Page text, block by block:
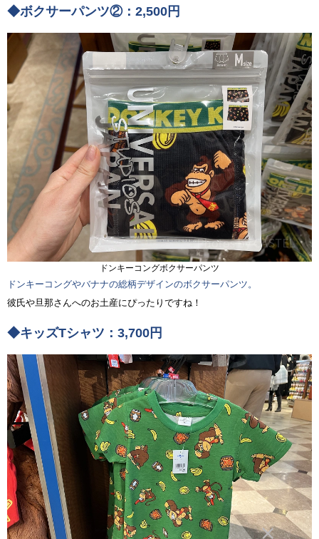
◆ボクサーパンツ②：2,500円
ドンキーコングボクサーパンツ
ドンキーコングやバナナの総柄デザインのボクサーパンツ。
彼氏や旦那さんへのお土産にぴったりですね！
◆キッズTシャツ：3,700円